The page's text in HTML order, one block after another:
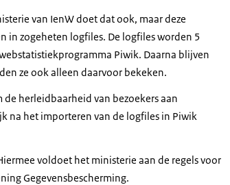
van IenW doet dat ook, maar deze
in zogeheten logfiles. De logfiles worden 5
Piwik. Daarna blijven
ze ook alleen daarvoor bekeken.
herleidbaarheid van bezoekers aan
na het importeren van de logfiles in Piwik
voldoet het ministerie aan de regels voor
Gegevensbescherming.